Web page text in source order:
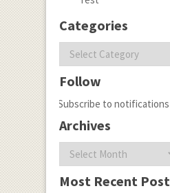
Categories
Follow
Subscribe to notifications
Archives
Most Recent Post